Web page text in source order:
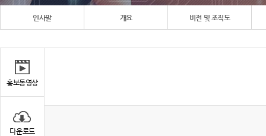
홍보동영상
다운로드
인사말 개요 비전 및 조직도